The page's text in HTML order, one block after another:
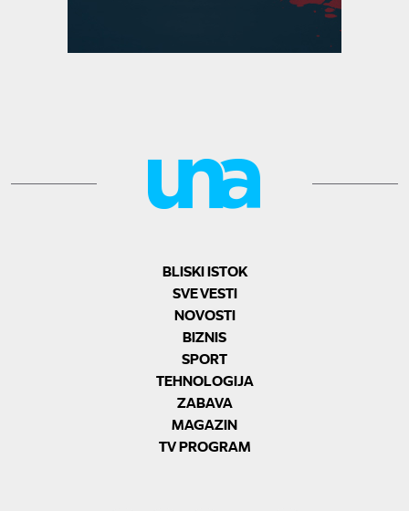
BLISKI ISTOK
SVE VESTI
NOVOSTI
BIZNIS
SPORT
TEHNOLOGIJA
ZABAVA
MAGAZIN
TV PROGRAM